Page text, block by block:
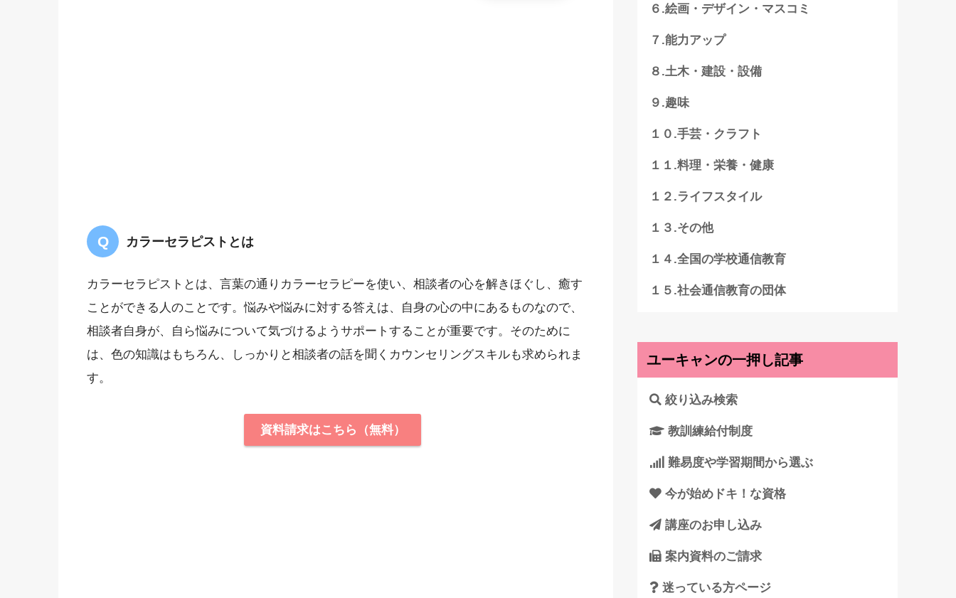
カラーセラピストとは
カラーセラピストとは、言葉の通りカラーセラピーを使い、相談者の心を解きほぐし、癒す
ことができる人のことです。悩みや悩みに対する答えは、自身の心の中にあるものなので、
相談者自身が、自ら悩みについて気づけるようサポートすることが重要です。そのために
は、色の知識はもちろん、しっかりと相談者の話を聞くカウンセリングスキルも求められま
す。
資料請求はこちら（無料）
６.絵画・デザイン・マスコミ
７.能力アップ
８.土木・建設・設備
９.趣味
１０.手芸・クラフト
１１.料理・栄養・健康
１２.ライフスタイル
１３.その他
１４.全国の学校通信教育
１５.社会通信教育の団体
ユーキャンの一押し記事
絞り込み検索
教訓練給付制度
難易度や学習期間から選ぶ
今が始めドキ！な資格
講座のお申し込み
案内資料のご請求
迷っている方ページ